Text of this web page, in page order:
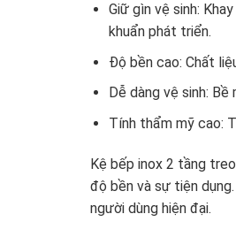
Giữ gìn vệ sinh:
khuẩn phát triển.
Độ bền cao: Chất
Dễ dàng vệ sinh:
Tính thẩm mỹ cao:
Kệ bếp inox 2 tầng
độ bền và sự tiện
người dùng hiện đại.